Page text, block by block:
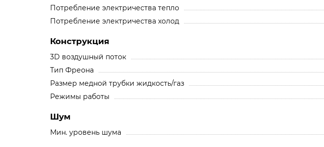
Потребление электричества тепло
Потребление электричества холод
Конструкция
3D воздушный поток
Тип Фреона
Размер медной трубки жидкость/газ
Режимы работы
Шум
Мин. уровень шума